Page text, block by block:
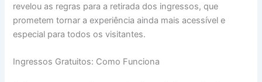
revelou as regras para a retirada dos ingressos, que
prometem tornar a experiência ainda mais acessível e
especial para todos os visitantes.
Ingressos Gratuitos: Como Funciona